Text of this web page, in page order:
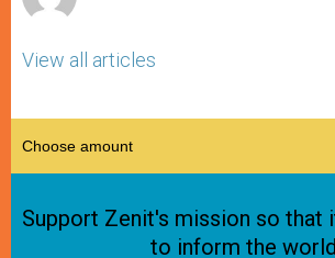
View all articles